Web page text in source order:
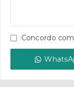
Concordo